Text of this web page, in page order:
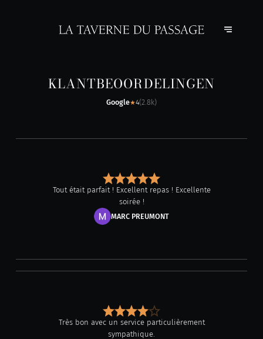
KLANTBEOORDELINGEN
Google★4(2.8k)
Tout était parfait ! Excellent repas ! Excellente
soirée !
MARC PREUMONT
Très bon avec un service particulièrement
sympathique.